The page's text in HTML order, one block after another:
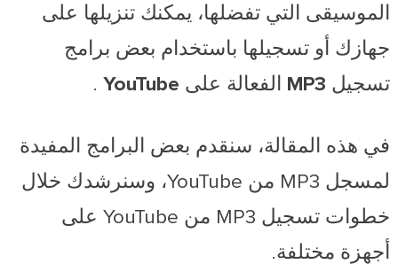
الموسيقى التي تفضلها، يمكنك تنزيلها على
جهازك أو تسجيلها باستخدام بعض برامج
تسجيل MP3 الفعالة على YouTube
.
في هذه المقالة، سنقدم بعض البرامج المفيدة
لمسجل MP3 من YouTube، وسنرشدك خلال
خطوات تسجيل MP3 من YouTube على
أجهزة مختلفة.